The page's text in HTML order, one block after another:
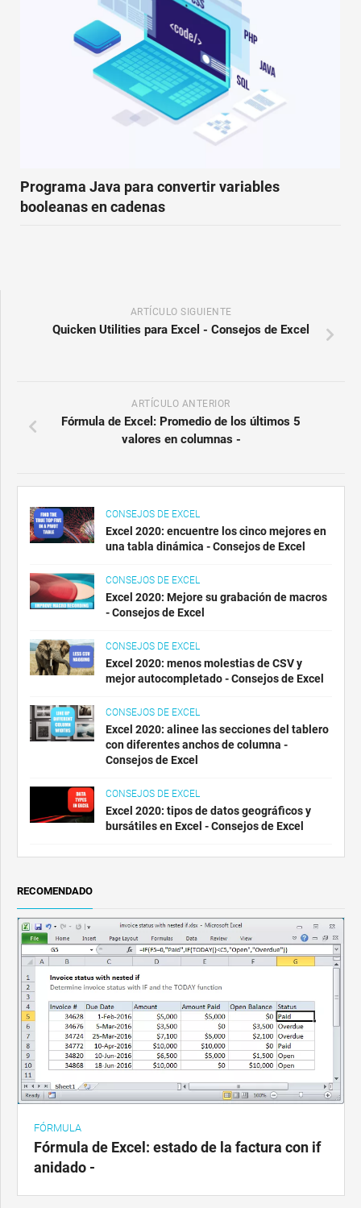
Programa Java para convertir variables
booleanas en cadenas
ARTÍCULO SIGUIENTE
Quicken Utilities para Excel - Consejos de Excel
ARTÍCULO ANTERIOR
Fórmula de Excel: Promedio de los últimos 5
valores en columnas -
CONSEJOS DE EXCEL
Excel 2020: encuentre los cinco mejores en
una tabla dinámica - Consejos de Excel
CONSEJOS DE EXCEL
Excel 2020: Mejore su grabación de macros
- Consejos de Excel
CONSEJOS DE EXCEL
Excel 2020: menos molestias de CSV y
mejor autocompletado - Consejos de Excel
CONSEJOS DE EXCEL
Excel 2020: alinee las secciones del tablero
con diferentes anchos de columna -
Consejos de Excel
CONSEJOS DE EXCEL
Excel 2020: tipos de datos geográficos y
bursátiles en Excel - Consejos de Excel
RECOMENDADO
FÓRMULA
Fórmula de Excel: estado de la factura con if
anidado -